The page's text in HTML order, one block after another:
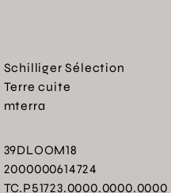
Schilliger Sélection
Terre cuite
mterra
39DLOOM18
2000000614724
TC.P51723.0000.0000.0000